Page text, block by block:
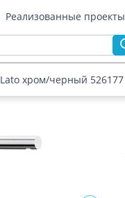
Реализованные проекты
хром/черный 526177